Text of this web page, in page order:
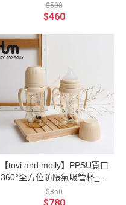
$500
$460
【tovi and molly】PPSU寬口
360°全方位防脹氣吸管杯_奶
茶兔好運280ml
$850